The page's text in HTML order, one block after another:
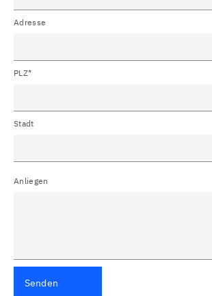
Adresse
PLZ*
Stadt
Anliegen
Senden